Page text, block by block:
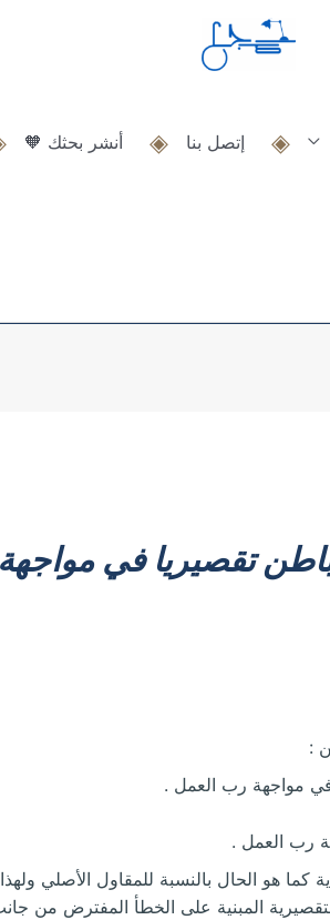
إتصل بنا أنشر بحثك 🧡
تقصيريا في
:
في مواجهة رب العمل .
رب العمل .
هو الحال بالنسبة للمقاول الأصلي
المبنية على الخطأ المفترض من